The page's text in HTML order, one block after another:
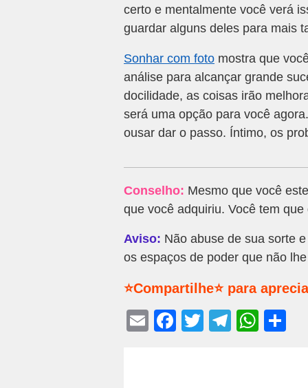
certo e mentalmente você verá
guardar alguns deles para mais
Sonhar com foto mostra que
análise para alcançar grande
docilidade, as coisas irão
será uma opção para você
ousar dar o passo. Íntimo, os
Conselho: Mesmo que você
que você adquiriu. Você tem
Aviso: Não abuse de sua sorte
os espaços de poder que não
⭐Compartilhe⭐ para
E
F
T
T
W